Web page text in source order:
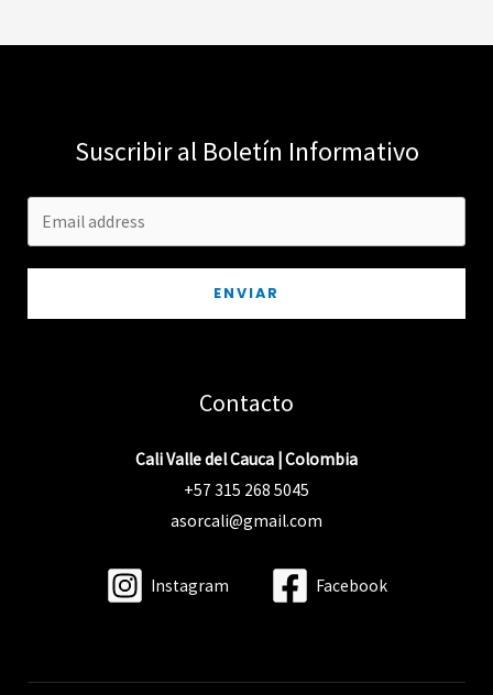
Suscribir al Boletín Informativo
ENVIAR
Contacto
Cali Valle del Cauca | Colombia
+57 315 268 5045
asorcali@gmail.com
Instagram Facebook